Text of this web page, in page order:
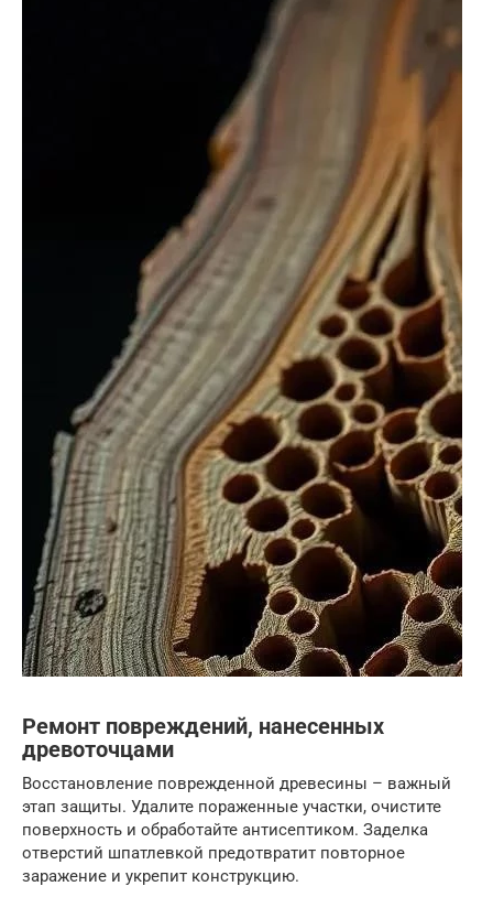
Ремонт повреждений, нанесенных
древоточцами
Восстановление поврежденной древесины – важный
этап защиты. Удалите пораженные участки, очистите
поверхность и обработайте антисептиком. Заделка
отверстий шпатлевкой предотвратит повторное
заражение и укрепит конструкцию.